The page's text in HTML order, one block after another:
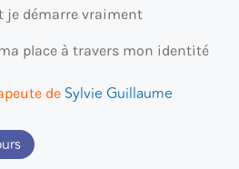
je démarre vraiment
place à travers mon identité
de Sylvie Guillaume